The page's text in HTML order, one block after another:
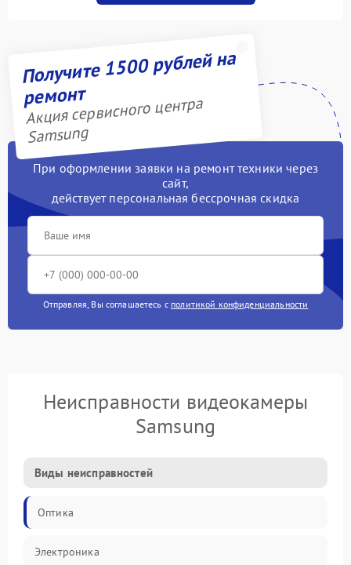
Получите 1500 рублей на
ремонт
Акция сервисного центра
Samsung
При оформлении заявки на ремонт техники через
сайт,
действует персональная бессрочная скидка
Отправляя, Вы соглашаетесь с политикой конфиденциальности
Неисправности видеокамеры
Samsung
Виды неисправностей
Оптика
Электроника